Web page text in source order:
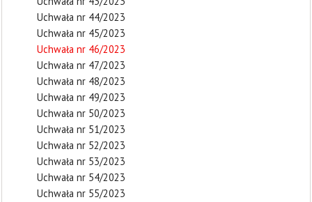
Uchwała nr 44/2023
Uchwała nr 45/2023
Uchwała nr 46/2023
Uchwała nr 47/2023
Uchwała nr 48/2023
Uchwała nr 49/2023
Uchwała nr 50/2023
Uchwała nr 51/2023
Uchwała nr 52/2023
Uchwała nr 53/2023
Uchwała nr 54/2023
Uchwała nr 55/2023